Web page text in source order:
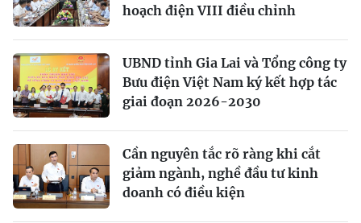
hoạch điện VIII điều chỉnh
UBND tỉnh Gia Lai và Tổng công ty
Bưu điện Việt Nam ký kết hợp tác
giai đoạn 2026-2030
Cần nguyên tắc rõ ràng khi cắt
giảm ngành, nghề đầu tư kinh
doanh có điều kiện